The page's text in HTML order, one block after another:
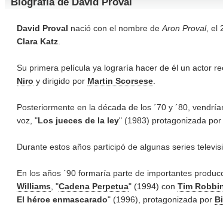
David Proval nació con el nombre de Aron Proval, el
Clara Katz
Su primera película ya lograría hacer de él un actor
Niro y dirigido por Martin Scorsese
Posteriormente en la década de los ´70 y ´80,
voz, "Los jueces de la ley" (1983) protagonizada por
Durante estos años participó de algunas series
En los años ´90 formaría parte de importantes
Williams , "Cadena Perpetua" (1994) con Tim
El héroe enmascarado" (1996), protagonizada por